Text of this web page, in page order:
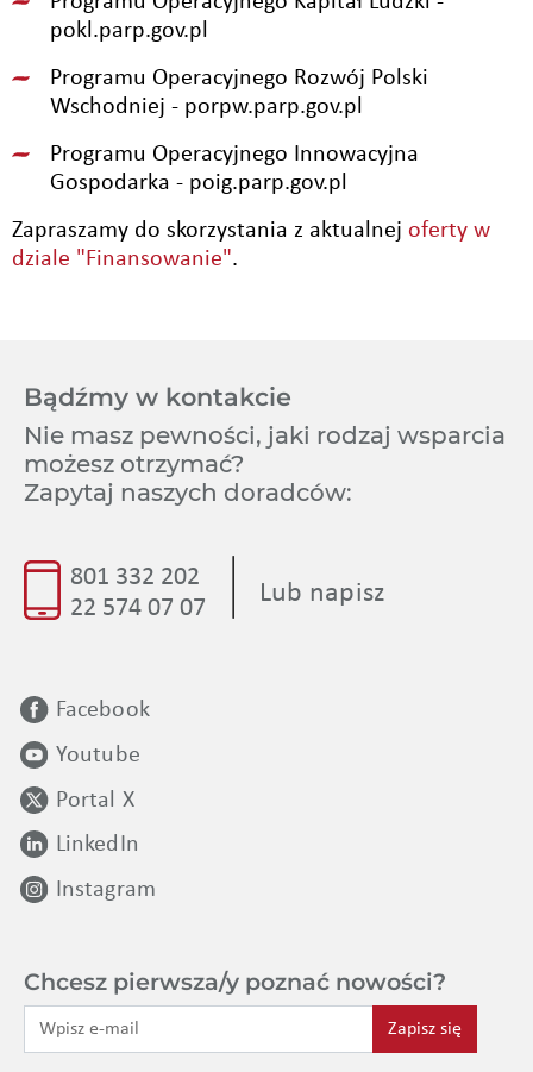
pokl.parp.gov.pl
Programu Operacyjnego Rozwój Polski
Wschodniej - porpw.parp.gov.pl
Programu Operacyjnego Innowacyjna
Gospodarka - poig.parp.gov.pl
Zapraszamy do skorzystania z aktualnej oferty w
dziale "Finansowanie".
Bądźmy w kontakcie
Nie masz pewności, jaki rodzaj wsparcia
możesz otrzymać?
Zapytaj naszych doradców:
801 332 202
22 574 07 07
Lub napisz
Facebook
Youtube
Portal X
LinkedIn
Instagram
Chcesz pierwsza/y poznać nowości?
Zapisz się